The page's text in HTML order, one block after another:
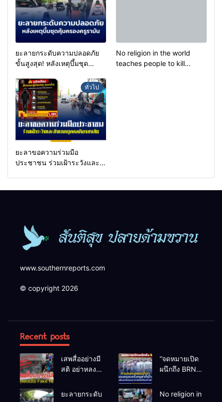
ยะลายกระดับความปลอดภัย
ขั้นสูงสุด! หลังเหตุบึ้มชุด
กรองเตือนเฝ้าระวังแกนนำสั่ง
การขยายผลโจมตี
No religion in the world
teaches people to kill
ทั่วไป
ยะลาขอความร่วมมือ
ประชาชน ร่วมเฝ้าระวังและ
www.southernreports.com
© copyright 2026
Recent posts
เสพสื่ออย่างมี
สติ อย่าหลง
“จดหมายเปิด
ผนึกถึง BRN”
หยดน้ำตาของ
ครอบครัวครู
ยะลายกระดับ
No religion in